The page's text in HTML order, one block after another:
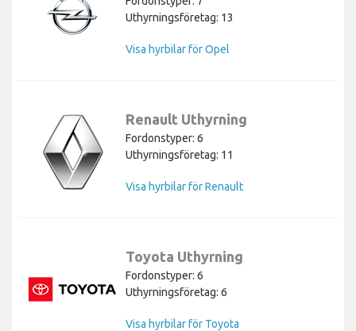
Uthyrningsföretag: 13
Visa hyrbilar för Opel
Renault Uthyrning
Fordonstyper: 6
Uthyrningsföretag: 11
Visa hyrbilar för Renault
Toyota Uthyrning
Fordonstyper: 6
Uthyrningsföretag: 6
Visa hyrbilar för Toyota